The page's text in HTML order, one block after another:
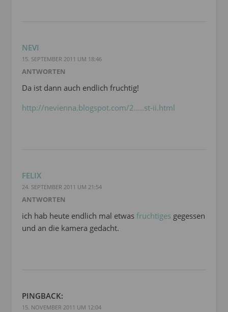
NEVI
15. SEPTEMBER 2011 UM 18:46
ANTWORTEN
Da ist dann auch endlich fruchtig!
http://nevienna.blogspot.com/2.....st-ii.html
FELIX
24. SEPTEMBER 2011 UM 21:54
ANTWORTEN
ich hab heute endlich mal etwas fruchtiges gegessen
und an die kamera gedacht.
PINGBACK:
15. NOVEMBER 2011 UM 12:04